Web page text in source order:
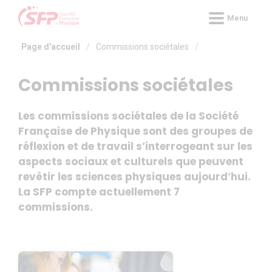
Panneau de gestion des cookies
Menu
Page d'accueil / Commissions sociétales /
Commissions sociétales
Les commissions sociétales de la Société
Française de Physique sont des groupes de
réflexion et de travail s’interrogeant sur les
aspects sociaux et culturels que peuvent
revêtir les sciences physiques aujourd’hui.
La SFP compte actuellement 7
commissions.